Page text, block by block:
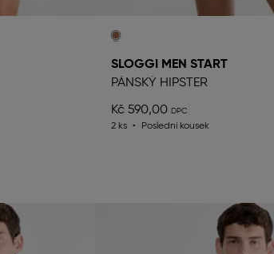
SLOGGI MEN START
PÁNSKÝ HIPSTER
Kč 590,00
2 ks Poslední kousek